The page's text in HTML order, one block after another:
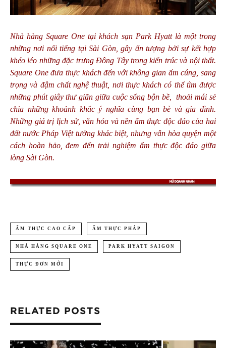
Nhà hàng Square One tại khách sạn Park Hyatt là một trong
những nơi nổi tiếng tại Sài Gòn, gây ấn tượng bởi sự kết hợp
khéo léo những đặc trưng Đông Tây trong kiến trúc và nội thất.
Square One đưa thực khách đến với không gian ấm cúng, sang
trọng và đậm chất nghệ thuật, nơi thực khách có thể tìm được
những phút giây thư giãn giữa cuộc sống bộn bề, thoải mái sẻ
chia những khoảnh khắc ý nghĩa cùng bạn bè và gia đình.
Những giá trị lịch sử, văn hóa và nền ẩm thực độc đáo của hai
đất nước Pháp Việt tưởng khác biệt, nhưng vẫn hòa quyện một
cách hoàn hảo, đem đến trải nghiệm ẩm thực độc đáo giữa
lòng Sài Gòn.
ẨM THỰC CAO CẤP ẨM THỰC PHÁP
NHÀ HÀNG SQUARE ONE PARK HYATT SAIGON
THỰC ĐƠN MỚI
RELATED POSTS